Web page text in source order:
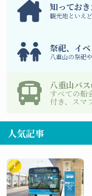
知ってお
観光地といえ
祭祀、イ
八重山の祭祀
八重山バ
すべての船
付き、スマ
人気記事